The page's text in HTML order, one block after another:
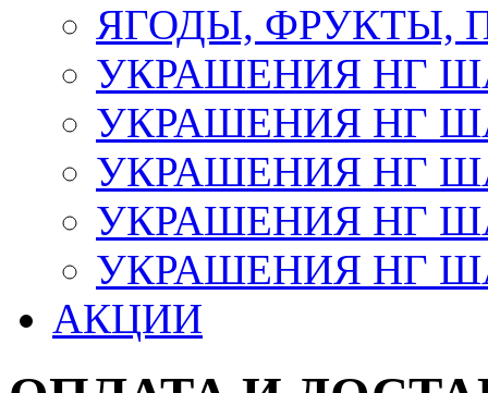
ЯГОДЫ, ФРУКТЫ,
УКРАШЕНИЯ НГ
УКРАШЕНИЯ НГ
УКРАШЕНИЯ НГ
УКРАШЕНИЯ НГ
УКРАШЕНИЯ НГ
АКЦИИ